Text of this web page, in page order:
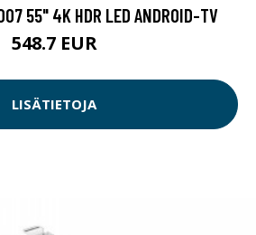
55" 4K HDR LED ANDROID-TV
548.7 EUR
LISÄTIETOJA